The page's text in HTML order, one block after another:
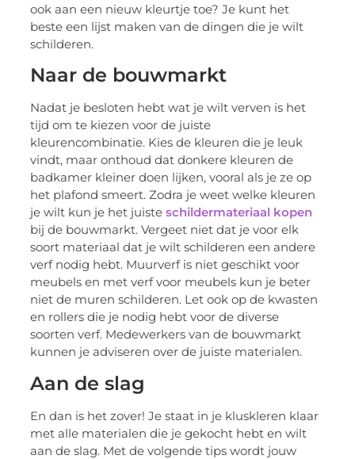
ook aan een nieuw kleurtje toe? Je kunt het
beste een lijst maken van de dingen die je wilt
schilderen.
Naar de bouwmarkt
Nadat je besloten hebt wat je wilt verven is het
tijd om te kiezen voor de juiste
kleurencombinatie. Kies de kleuren die je leuk
vindt, maar onthoud dat donkere kleuren de
badkamer kleiner doen lijken, vooral als je ze op
het plafond smeert. Zodra je weet welke kleuren
je wilt kun je het juisteschildermateriaal kopen
bij de bouwmarkt. Vergeet niet dat je voor elk
soort materiaal dat je wilt schilderen een andere
verf nodig hebt. Muurverf is niet geschikt voor
meubels en met verf voor meubels kun je beter
niet de muren schilderen. Let ook op de kwasten
en rollers die je nodig hebt voor de diverse
soorten verf. Medewerkers van de bouwmarkt
kunnen je adviseren over de juiste materialen.
Aan de slag
En dan is het zover! Je staat in je kluskleren klaar
met alle materialen die je gekocht hebt en wilt
aan de slag. Met de volgende tips wordt jouw